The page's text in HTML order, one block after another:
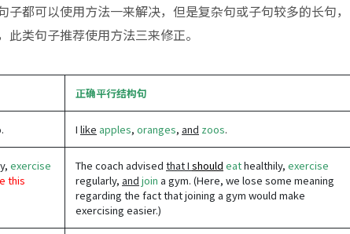
都可以使用方法一来解决，但是复杂句或子句较多的长句，
类句子推荐使用方法三来修正。
正确平行结构句
I like apples, oranges, and zoos.
exercise
this
The coach advised that I should eathealthily, exercise
regularly, and join a gym. (Here, we lose some meaning
regarding the fact that joining a gym would make
exercising easier.)